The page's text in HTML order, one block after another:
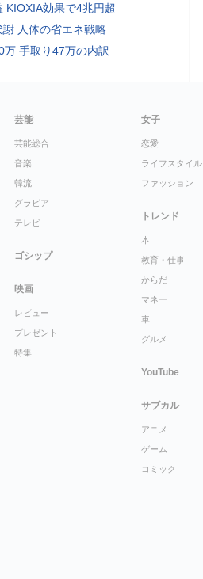
KIOXIA効果で4兆円超
謝 人体の省エネ戦略
万 手取り47万の内訳
芸能
芸能総合
音楽
韓流
グラビア
テレビ
ゴシップ
映画
レビュー
プレゼント
特集
女子
恋愛
ライフスタイル
ファッション
トレンド
本
教育・仕事
からだ
マネー
車
グルメ
YouTube
サブカル
アニメ
ゲーム
コミック